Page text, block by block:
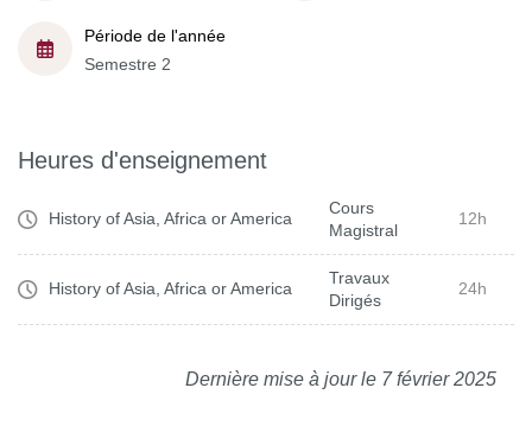
Période de l'année
Semestre 2
Heures d'enseignement
History of Asia, Africa or America
Cours
Magistral
12h
History of Asia, Africa or America
Travaux
Dirigés
24h
Dernière mise à jour le 7 février 2025